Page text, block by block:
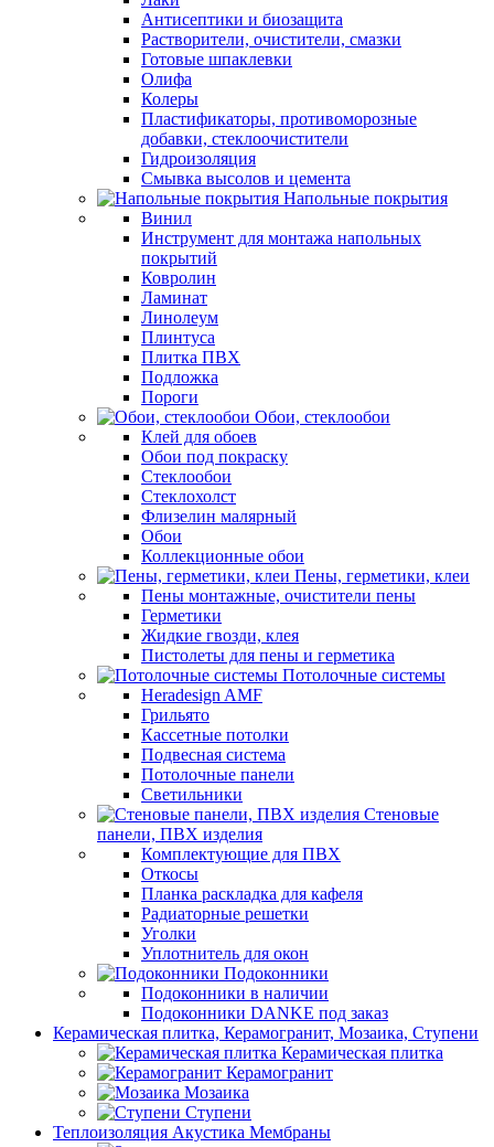
Антисептики и биозащита
Растворители, очистители, смазки
Готовые шпаклевки
Олифа
Колеры
Пластификаторы, противоморозные
добавки, стеклоочистители
Гидроизоляция
Смывка высолов и цемента
Напольные покрытия
Винил
Инструмент для монтажа напольных
покрытий
Ковролин
Ламинат
Линолеум
Плинтуса
Плитка ПВХ
Подложка
Пороги
Обои, стеклообои
Клей для обоев
Обои под покраску
Стеклообои
Стеклохолст
Флизелин малярный
Обои
Коллекционные обои
Пены, герметики, клеи
Пены монтажные, очистители пены
Герметики
Жидкие гвозди, клея
Пистолеты для пены и герметика
Потолочные системы
Heradesign AMF
Грильято
Кассетные потолки
Подвесная система
Потолочные панели
Светильники
Стеновые
панели, ПВХ изделия
Комплектующие для ПВХ
Откосы
Планка раскладка для кафеля
Радиаторные решетки
Уголки
Уплотнитель для окон
Подоконники
Подоконники в наличии
Подоконники DANKE под заказ
Керамическая плитка, Керамогранит, Мозаика, Ступени
Керамическая плитка
Керамогранит
Мозаика
Ступени
Теплоизоляция Акустика Мембраны